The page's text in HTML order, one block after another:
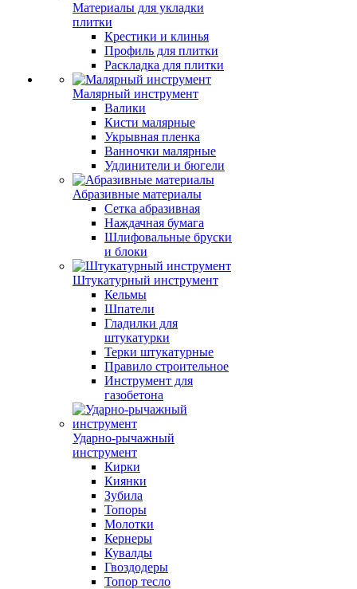
Материалы для укладки
плитки
Крестики и клинья
Профиль для плитки
Раскладка для плитки
Малярный инструмент
Валики
Кисти малярные
Укрывная пленка
Ванночки малярные
Удлинители и бюгели
Абразивные материалы
Сетка абразивная
Наждачная бумага
Шлифовальные бруски
и блоки
Штукатурный инструмент
Кельмы
Шпатели
Гладилки для
штукатурки
Терки штукатурные
Правило строительное
Инструмент для
газобетона
Ударно-рычажный
инструмент
Кирки
Киянки
Зубила
Топоры
Молотки
Кернеры
Кувалды
Гвоздодеры
Топор тесло